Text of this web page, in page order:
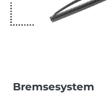
Bremsesystem